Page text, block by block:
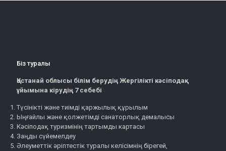
Біз туралы
Қостанай облысы білім берудің Жергілікті кәсіподақ
ұйымына кірудің 7 себебі
Түсінікті және тиімді қаржылық құрылым
Ыңғайлы және қолжетімді санаторлық демалысы
Кәсіподақ туризмінің тартымды картасы
Заңды сүйемелдеу
Әлеуметтік әріптестік туралы келісімнің бірегей,